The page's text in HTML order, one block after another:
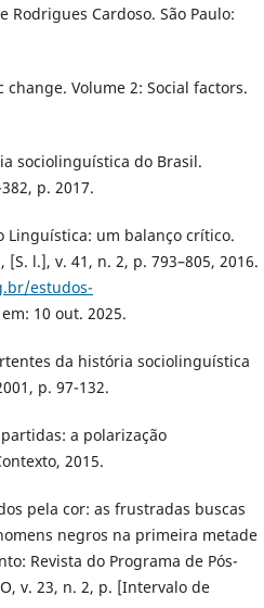
Rodrigues Cardoso. São Paulo:
Volume 2: Social factors.
sociolinguística do Brasil.
p. 2017.
Linguística: um balanço crítico.
l.], v. 41, n. 2, p. 793–805, 2016.
estudos-
10 out. 2025.
da história sociolinguística
p. 97-132.
partidas: a polarização
2015.
pela cor: as frustradas buscas
negros na primeira metade
Revista do Programa de Pós-
v. 23, n. 2, p. [Intervalo de